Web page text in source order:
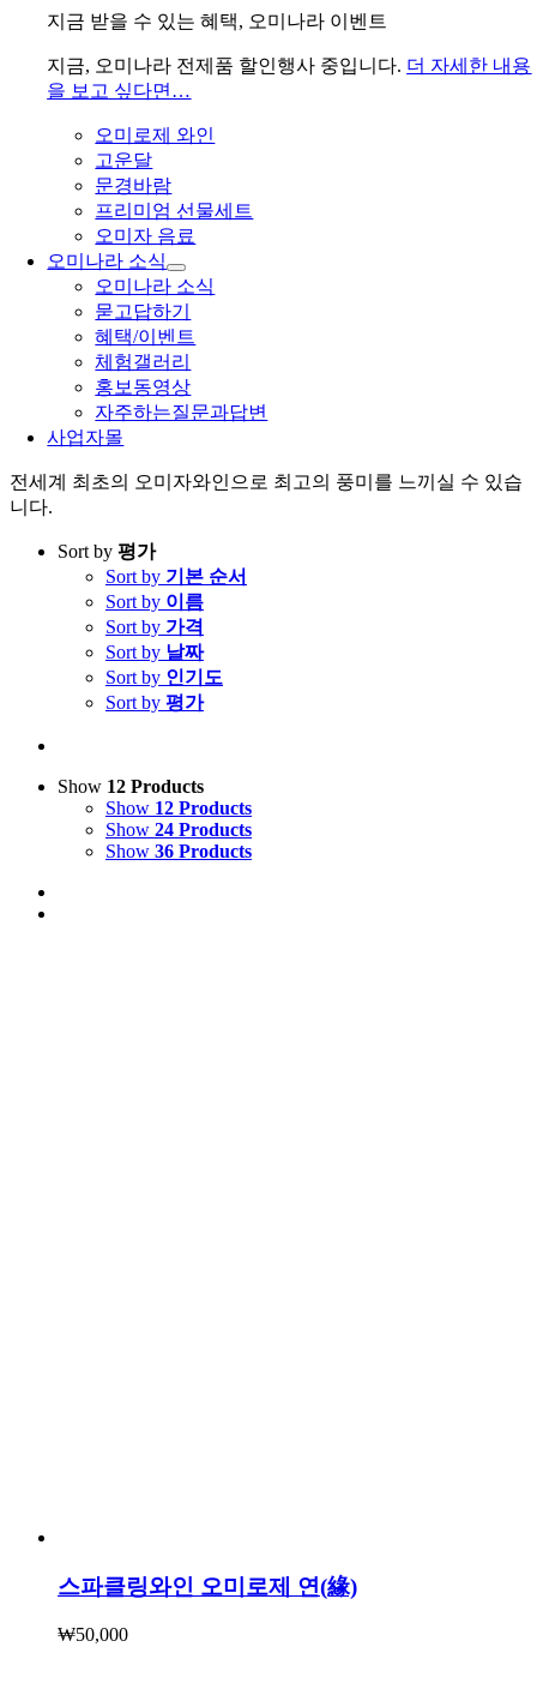
지금 받을 수 있는 혜택, 오미나라 이벤트
지금, 오미나라 전제품 할인행사 중입니다. 더 자세한 내용
을 보고 싶다면…
오미로제 와인
고운달
문경바람
프리미엄 선물세트
오미자 음료
오미나라 소식
오미나라 소식
묻고답하기
혜택/이벤트
체험갤러리
홍보동영상
자주하는질문과답변
사업자몰
전세계 최초의 오미자와인으로 최고의 풍미를 느끼실 수 있습
니다.
Sort by 평가
Sort by 기본 순서
Sort by 이름
Sort by 가격
Sort by 날짜
Sort by 인기도
Sort by 평가
Show 12 Products
Show 12 Products
Show 24 Products
Show 36 Products
스파클링와인 오미로제 연(緣)
₩50,000